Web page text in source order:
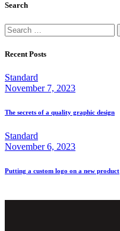
Search
Recent Posts
Standard
November 7, 2023
The secrets of a quality graphic design
Standard
November 6, 2023
Putting a custom logo on a new product